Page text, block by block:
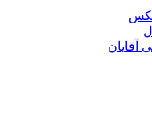
آقایان